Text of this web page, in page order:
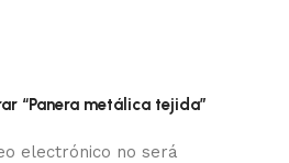
“Panera metálica tejida”
electrónico no será